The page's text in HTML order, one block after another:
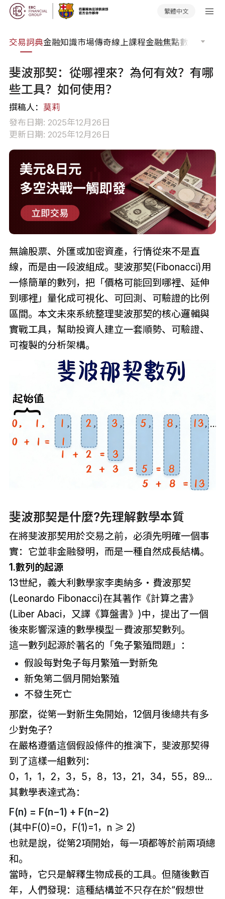
繁體中文
交易詞典金融知識市場傳奇線上課程金融焦點數據報告
斐波那契：從哪裡來？為何有效？有哪
些工具？如何使用？
撰稿人： 莫莉
發布日期: 2025年12月26日
更新日期: 2025年12月26日
無論股票、外匯或加密資產，行情從來不是直
線，而是由一段波組成。斐波那契(Fibonacci)用
一條簡單的數列，把「價格可能回到哪裡、延伸
到哪裡」量化成可視化、可回測、可驗證的比例
區間。本文未來系統整理斐波那契的核心邏輯與
實戰工具，幫助投資人建立一套順勢、可驗證、
可複製的分析架構。
斐波那契是什麼?先理解數學本質
在將斐波那契用於交易之前，必須先明確一個事
實：它並非金融發明，而是一種自然成長結構。
1.數列的起源
13世紀，義大利數學家李奧納多‧費波那契
(Leonardo Fibonacci)在其著作《計算之書》
(Liber Abaci，又譯《算盤書》)中，提出了一個
後來影響深遠的數學模型－費波那契數列。
這一數列起源於著名的「兔子繁殖問題」：
假設每對兔子每月繁殖一對新兔
新兔第二個月開始繁殖
不發生死亡
那麼，從第一對新生兔開始，12個月後總共有多
少對兔子?
在嚴格遵循這個假設條件的推演下，斐波那契得
到了這樣一組數列：
0，1，1，2，3，5，8，13，21，34，55，89…
其數學表達式為：
F(n) = F(n−1) + F(n−2)
(其中F(0)=0，F(1)=1，n ≥ 2)
也就是說，從第2項開始，每一項都等於前兩項總
和。
當時，它只是解釋生物成長的工具。但隨後數百
年，人們發現：這種結構並不只存在於“假想世